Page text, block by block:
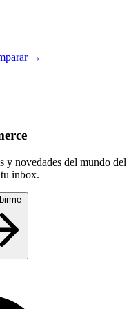
→
y novedades del mundo del
inbox.